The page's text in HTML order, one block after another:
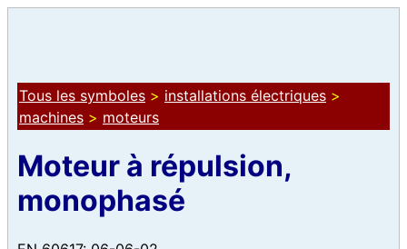
Tous les symboles > installations électriques >
machines > moteurs
Moteur à répulsion,
monophasé